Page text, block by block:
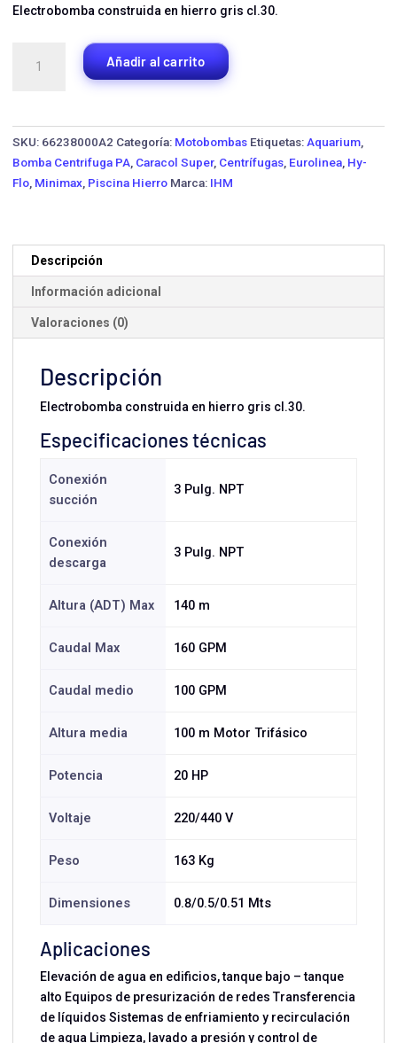
Electrobomba construida en hierro gris cl.30.
Centrífuga
cantidad
Añadir al carrito
SKU: 66238000A2 Categoría: Motobombas Etiquetas: Aquarium
Bomba Centrifuga PA Caracol Super, Centrífugas Eurolinea Hy-
Flo Minimax Piscina Hierro Marca: IHM
Descripción
Información adicional
Valoraciones (0)
Descripción
Electrobomba construida en hierro gris cl.30.
Especificaciones técnicas
Conexión
succión
3 Pulg. NPT
Conexión
descarga
3 Pulg. NPT
Altura (ADT) Max 140 m
Caudal Max 160 GPM
Caudal medio 100 GPM
Altura media 100 m Motor Trifásico
Potencia 20 HP
Voltaje 220/440 V
Peso 163 Kg
Dimensiones 0.8/0.5/0.51 Mts
Aplicaciones
Elevación de agua en edificios, tanque bajo – tanque
alto Equipos de presurización de redes Transferencia
de líquidos Sistemas de enfriamiento y recirculación
de agua Limpieza, lavado a presión y control de